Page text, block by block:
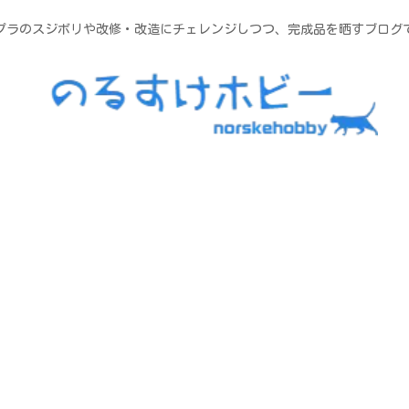
ラのスジボリや改修・改造にチェレンジしつつ、完成品を晒すブログ